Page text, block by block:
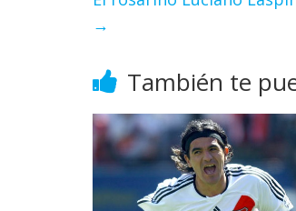
→
También te